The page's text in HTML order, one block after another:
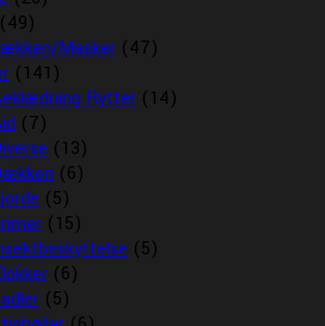
(49)
Masker (47)
(141)
Rytter (14)
(7)
(13)
(6)
(5)
(15)
(5)
(6)
(5)